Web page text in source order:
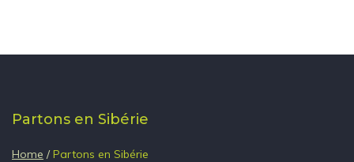
Partons en Sibérie
Home / Partons en Sibérie